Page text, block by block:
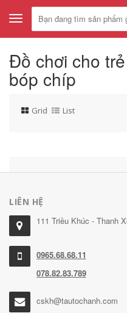
Toggle
navigation
Đồ chơi cho
bóp chíp
Grid List
LIÊN HỆ
111 Triều Khúc - Thanh
0965.68.68.11
078.82.83.789
cskh@tautochanh.com